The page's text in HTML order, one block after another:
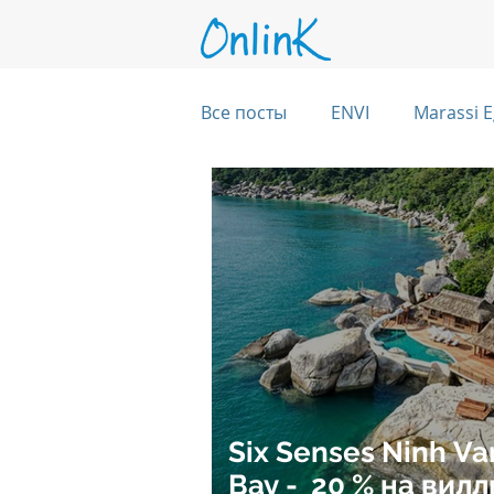
Все посты ENVI Marassi
Six Senses Kanuhura,
Six Senses Kaplankaya, Turkey
Six Senses Rome, Italy
Six Senses CransMontana
Six Senses Ninh
Bay - 20 % на